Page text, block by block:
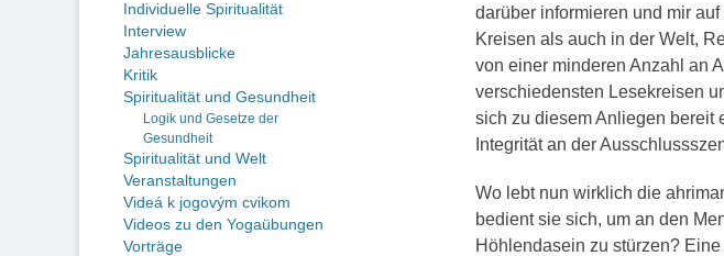
darüber informieren und mir
Kreisen als auch in der Welt,
von einer minderen Anzahl an
verschiedensten Lesekreisen
sich zu diesem Anliegen bereit
Integrität an der
Wo lebt nun wirklich die
bedient sie sich, um an den
Höhlendasein zu stürzen?
Individuelle Spiritualität
Interview
Jahresausblicke
Kritik
Spiritualität und Gesundheit
Logik und Gesetze der
Gesundheit
Spiritualität und Welt
Veranstaltungen
Videá k jogovým cvikom
Videos zu den Yogaübungen
Vorträge